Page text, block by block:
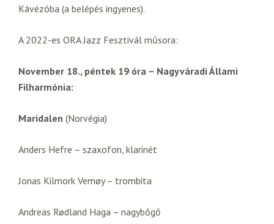
Kávézóba (a belépés ingyenes).
A 2022-es ORA Jazz Fesztivál műsora:
November 18., péntek 19 óra – Nagyváradi Állami
Filharmónia:
Maridalen (Norvégia)
Anders Hefre – szaxofon, klarinét
Jonas Kilmork Vemøy – trombita
Andreas Rødland Haga – nagybőgő